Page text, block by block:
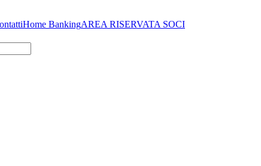
Home BankingAREA RISERVATA SOCI